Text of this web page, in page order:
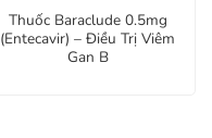
Thuốc Baraclude 0.5mg
(Entecavir) – Điều Trị Viêm
Gan B